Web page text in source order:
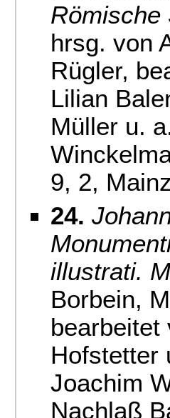
Römische
hrsg. von
Rügler,
Lilian
Müller u.
9, 2,
24.
illustrati.
Borbein,
bearbeitet
Hofstetter
Joachim
Nachlaß